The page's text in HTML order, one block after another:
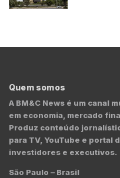
Quem somos
A BM&C News é um canal
em economia, mercado
Produz conteúdo
para TV, YouTube e portal
investidores e executivos.
São Paulo – Brasil